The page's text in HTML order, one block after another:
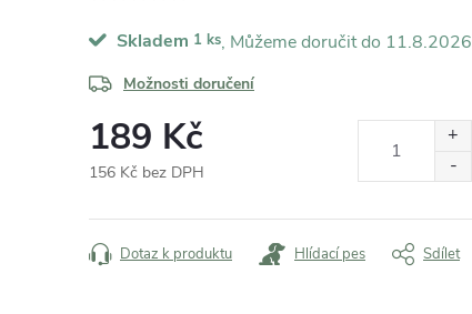
Skladem 1 ks 11.8.2026
Možnosti doručení
189 Kč
156 Kč bez DPH
cena:
Dotaz k produktu Hlídací pes Sdílet